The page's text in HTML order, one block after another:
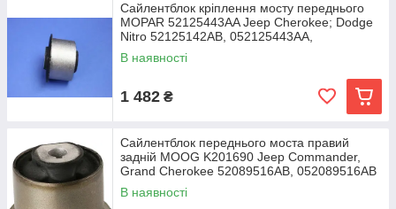
Сайлентблок кріплення мосту переднього
MOPAR 52125443AA Jeep Cherokee; Dodge
Nitro 52125142AB, 052125443AA,
052125142AB
В наявності
1 482 ₴
Сайлентблок переднього моста правий
задній MOOG K201690 Jeep Commander,
Grand Cherokee 52089516AB, 052089516AB
В наявності